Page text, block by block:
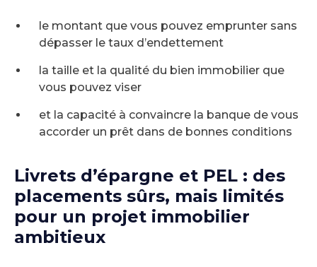
le montant que vous pouvez emprunter sans
dépasser le taux d’endettement
la taille et la qualité du bien immobilier que
vous pouvez viser
et la capacité à convaincre la banque de vous
accorder un prêt dans de bonnes conditions
Livrets d’épargne et PEL : des
placements sûrs, mais limités
pour un projet immobilier
ambitieux